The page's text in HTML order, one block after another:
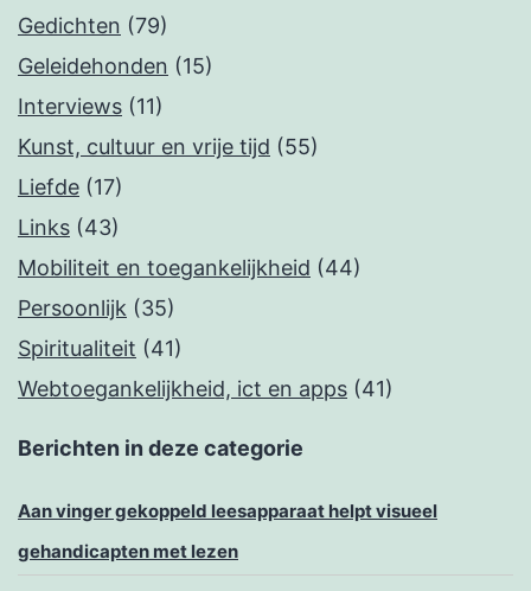
Gedichten (79)
Geleidehonden (15)
Interviews (11)
Kunst, cultuur en vrije tijd (55)
Liefde (17)
Links (43)
Mobiliteit en toegankelijkheid (44)
Persoonlijk (35)
Spiritualiteit (41)
Webtoegankelijkheid, ict en apps (41)
Berichten in deze categorie
Aan vinger gekoppeld leesapparaat helpt visueel
gehandicapten met lezen